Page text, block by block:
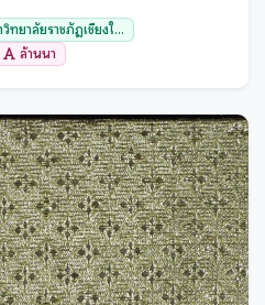
ยาลัยราชภัฏเชียงใ...
ล้านนา